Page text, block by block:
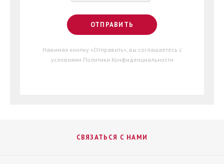
Нажимая кнопку «Отправить», вы соглашаетесь с
условиями Политики Конфиденциальности
СВЯЗАТЬСЯ С НАМИ